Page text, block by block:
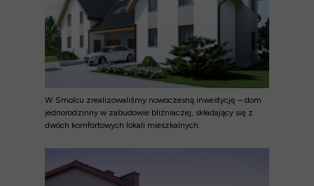
W Smolcu zrealizowaliśmy nowoczesną inwestycję – dom
jednorodzinny w zabudowie bliźniaczej, składający się z
dwóch komfortowych lokali mieszkalnych.